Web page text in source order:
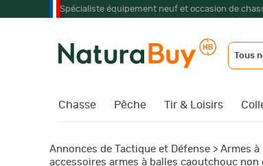
Spécialiste équipement neuf et occasion de
Tous
Chasse Pêche Tir & Loisirs
Annonces de Tactique et Défense > Armes à
accessoires armes à balles caoutchouc non